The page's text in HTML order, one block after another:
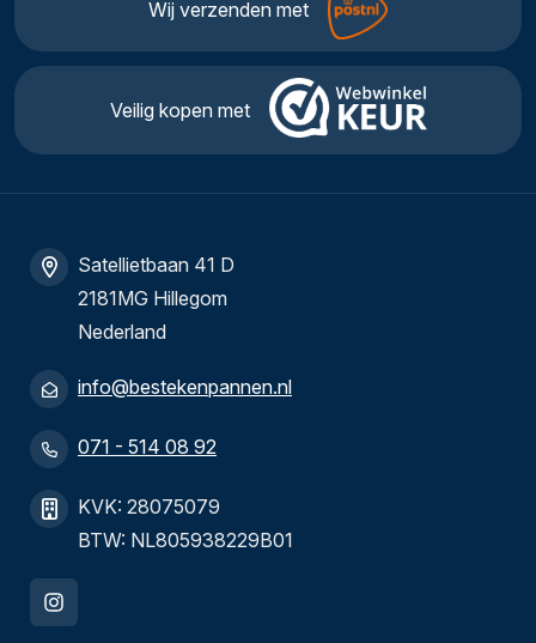
Wij verzenden met
Veilig kopen met
Satellietbaan 41 D
2181MG Hillegom
Nederland
info@bestekenpannen.nl
071 - 514 08 92
KVK: 28075079
BTW: NL805938229B01